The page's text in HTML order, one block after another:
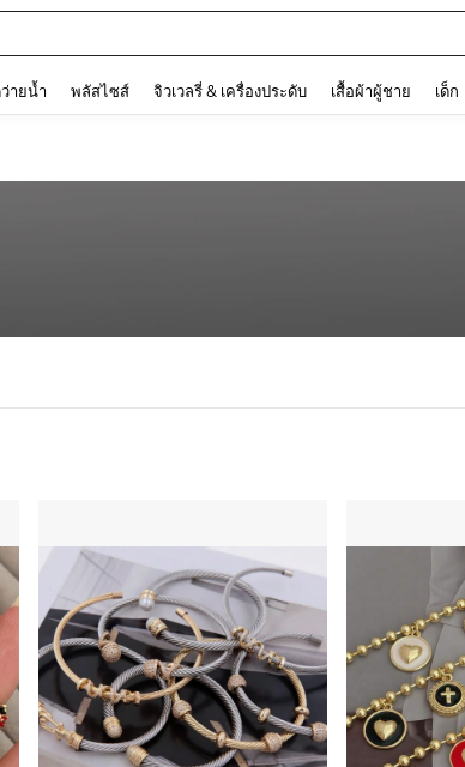
ายน้ำ พลัสไซส์ จิวเวลรี่ & เครื่องประดับ เสื้อผ้าผู้ชาย เด็ก